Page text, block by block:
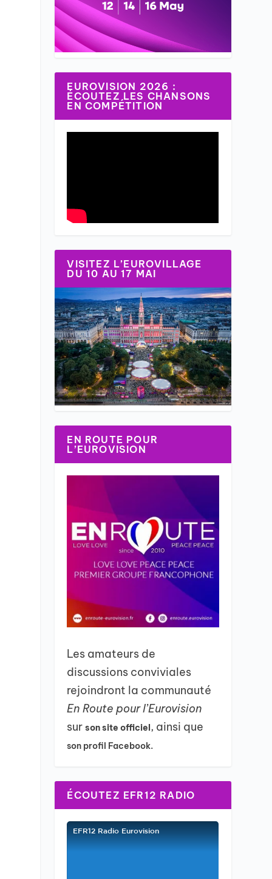
EUROVISION 2026 :
ÉCOUTEZ LES CHANSONS
EN COMPÉTITION
VISITEZ L’EUROVILLAGE
DU 10 AU 17 MAI
EN ROUTE POUR
L’EUROVISION
Les amateurs de
discussions conviviales
rejoindront la communauté
En Route pour l’Eurovision
surson site officiel, ainsi que
son profil Facebook.
ÉCOUTEZ EFR12 RADIO